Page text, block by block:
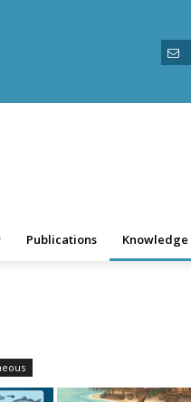
Publications Knowledge